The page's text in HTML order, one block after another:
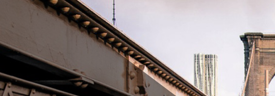
springen